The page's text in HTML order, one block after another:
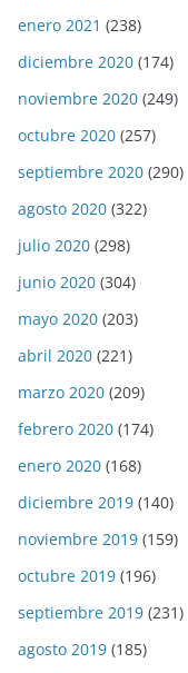
enero 2021 (238)
diciembre 2020 (174)
noviembre 2020 (249)
octubre 2020 (257)
septiembre 2020 (290)
agosto 2020 (322)
julio 2020 (298)
junio 2020 (304)
mayo 2020 (203)
abril 2020 (221)
marzo 2020 (209)
febrero 2020 (174)
enero 2020 (168)
diciembre 2019 (140)
noviembre 2019 (159)
octubre 2019 (196)
septiembre 2019 (231)
agosto 2019 (185)